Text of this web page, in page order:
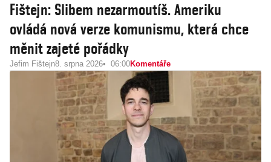
Fištejn: Slibem nezarmoutíš. Ameriku
ovládá nová verze komunismu, která chce
měnit zajeté pořádky
Jefim Fištejn8. srpna 2026 06:00Komentáře